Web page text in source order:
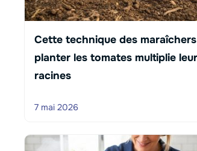
Cette technique des
planter les tomates multiplie
racines
7 mai 2026